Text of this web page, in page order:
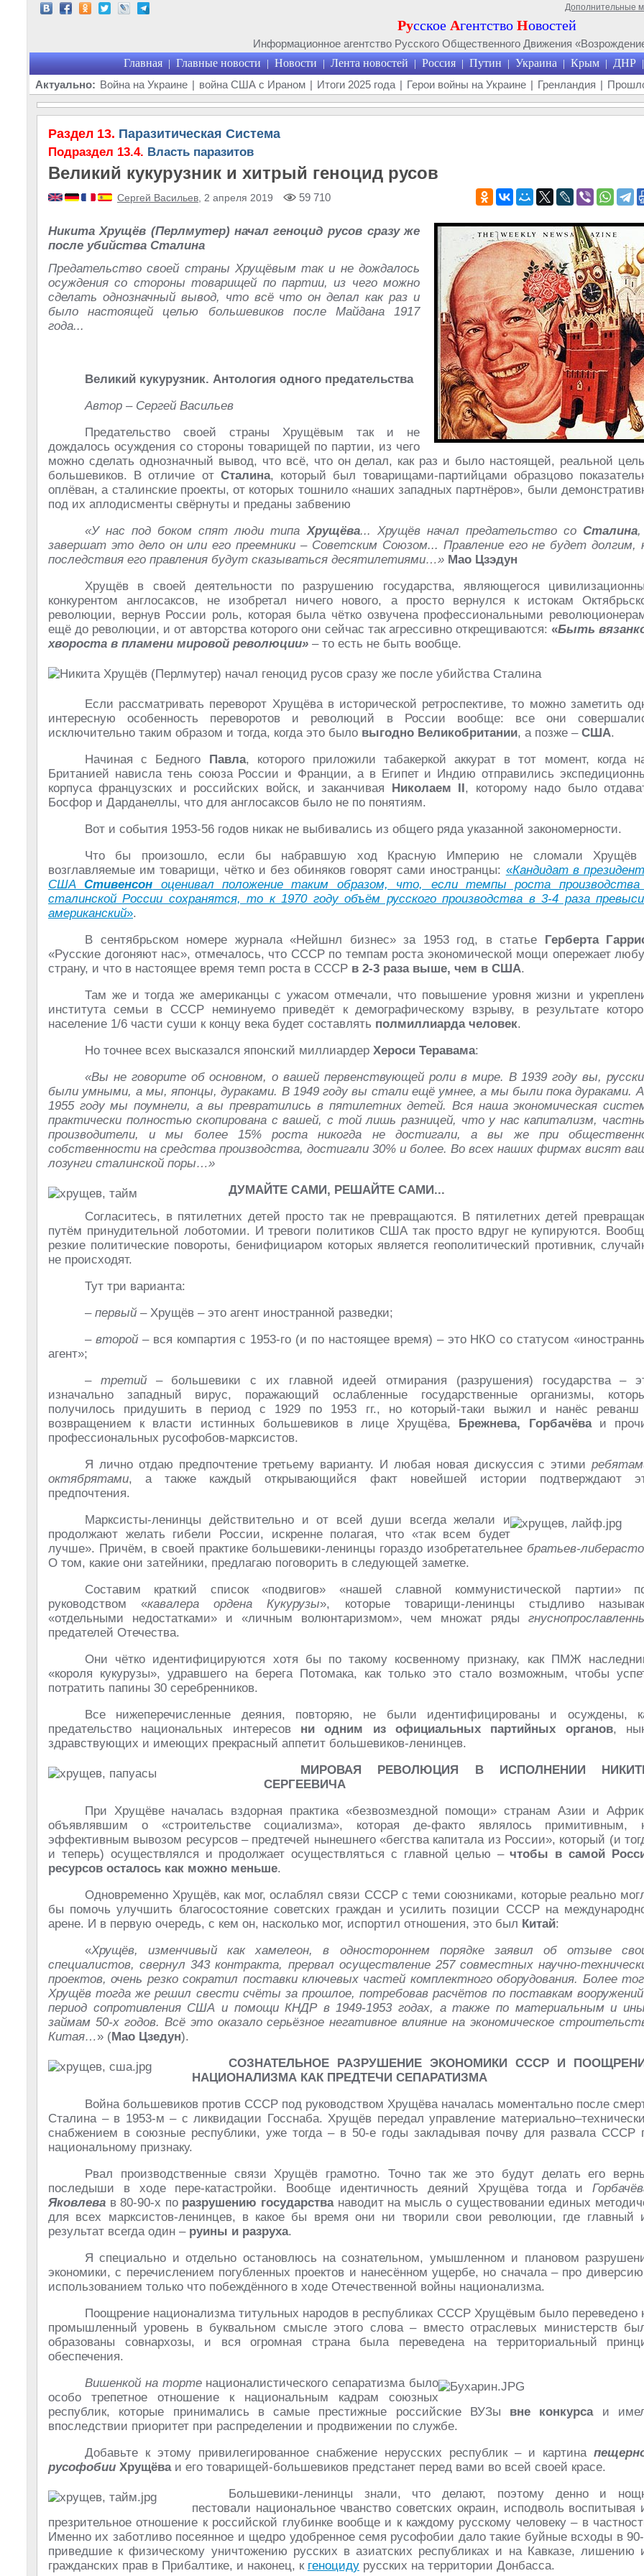
Дополнительные
Русское Агентство Новостей
Информационное агентство Русского Общественного Движения
Главная | Главные новости | Новости | Лента новостей | Россия | Путин | Украина | Крым | ДНР |
Актуально: Война на Украине | война США с Ираном | Итоги 2025 года | Герои войны на Украине | Гренландия |
Раздел 13. Паразитическая Система
Подраздел 13.4. Власть паразитов
Великий кукурузник и хитрый геноцид русов
Сергей Васильев , 2 апреля 2019 59 710
Никита Хрущёв (Перлмутер) начал геноцид русов сразу же
после убийства Сталина
Предательство своей страны Хрущёвым так и не дождалось
осуждения со стороны товарищей по партии, из чего можно
сделать однозначный вывод, что всё что он делал как раз и
было настоящей целью большевиков после Майдана 1917
года...
Великий кукурузник. Антология одного предательства
Автор – Сергей Васильев
Предательство своей страны Хрущёвым так и не
дождалось осуждения со стороны товарищей по партии, из чего
можно сделать однозначный вывод, что всё, что он делал, как раз и было настоящей, реальной
большевиков. В отличие от Сталина, который был товарищами-партийцами образцово
оплёван, а сталинские проекты, от которых тошнило «наших западных партнёров», были
под их аплодисменты свёрнуты и преданы забвению
«У нас под боком спят люди типаХрущёва... Хрущёв начал предательство со Сталина,
завершат это дело он или его преемники – Советским Союзом... Правление его не будет долгим,
последствия его правления будут сказываться десятилетиями…» Мао Цзэдун
Хрущёв в своей деятельности по разрушению государства, являющегося
конкурентом англосаксов, не изобретал ничего нового, а просто вернулся к истокам
революции, вернув России роль, которая была чётко озвучена профессиональными
ещё до революции, и от авторства которого они сейчас так агрессивно открещиваются: «Быть
хвороста в пламени мировой революции» – то есть не быть вообще.
Если рассматривать переворот Хрущёва в исторической ретроспективе, то можно заметить
интересную особенность переворотов и революций в России вообще: все они
исключительно таким образом и тогда, когда это было выгодно Великобритании, а позже – США.
Начиная с Бедного Павла, которого приложили табакеркой аккурат в тот момент, когда
Британией нависла тень союза России и Франции, а в Египет и Индию отправились
корпуса французских и российских войск, и заканчивая Николаем II, которому надо было
Босфор и Дарданеллы, что для англосаксов было не по понятиям.
Вот и события 1953-56 годов никак не выбивались из общего ряда указанной закономерности.
Что бы произошло, если бы набравшую ход Красную Империю не сломали Хрущёв
возглавляемые им товарищи, чётко и без обиняков говорят сами иностранцы: «Кандидат в
СШАСтивенсон оценивал положение таким образом, что, если темпы роста
сталинской России сохранятся, то к 1970 году объём русского производства в 3-4 раза
американский».
В сентябрьском номере журнала «Нейшнл бизнес» за 1953 год, в статье Герберта
«Русские догоняют нас», отмечалось, что СССР по темпам роста экономической мощи опережает
страну, и что в настоящее время темп роста в СССР в 2-3 раза выше, чем в США.
Там же и тогда же американцы с ужасом отмечали, что повышение уровня жизни и
института семьи в СССР неминуемо приведёт к демографическому взрыву, в результате
население 1/6 части суши к концу века будет составлять полмиллиарда человек.
Но точнее всех высказался японский миллиардер Хероси Теравама:
«Вы не говорите об основном, о вашей первенствующей роли в мире. В 1939 году вы,
были умными, а мы, японцы, дураками. В 1949 году вы стали ещё умнее, а мы были пока дураками.
1955 году мы поумнели, а вы превратились в пятилетних детей. Вся наша экономическая
практически полностью скопирована с вашей, с той лишь разницей, что у нас капитализм,
производители, и мы более 15% роста никогда не достигали, а вы же при
собственности на средства производства, достигали 30% и более. Во всех наших фирмах висят
лозунги сталинской поры…»
ДУМАЙТЕ САМИ, РЕШАЙТЕ САМИ...
Согласитесь, в пятилетних детей просто так не превращаются. В пятилетних детей
путём принудительной лоботомии. И тревоги политиков США так просто вдруг не купируются.
резкие политические повороты, бенифициаром которых является геополитический противник,
не происходят.
Тут три варианта:
– первый – Хрущёв – это агент иностранной разведки;
– второй– вся компартия с 1953-го (и по настоящее время) – это НКО со статусом
агент»;
– третий– большевики с их главной идеей отмирания (разрушения) государства –
изначально западный вирус, поражающий ослабленные государственные организмы,
получилось придушить в период с 1929 по 1953 гг., но который-таки выжил и нанёс
возвращением к власти истинных большевиков в лице Хрущёва, Брежнева, Горбачёваи
профессиональных русофобов-марксистов.
Я лично отдаю предпочтение третьему варианту. И любая новая дискуссия с этими
октябрятами, а также каждый открывающийся факт новейшей истории подтверждают
предпочтения.
Марксисты-ленинцы действительно и от всей души всегда желали и
продолжают желать гибели России, искренне полагая, что «так всем будет
лучше». Причём, в своей практике большевики-ленинцы гораздо изобретательнее братьев-
О том, какие они затейники, предлагаю поговорить в следующей заметке.
Составим краткий список «подвигов» «нашей славной коммунистической партии»
руководством «кавалера ордена Кукурузы», которые товарищи-ленинцы стыдливо
«отдельными недостатками» и «личным волюнтаризмом», чем множат ряды
предателей Отечества.
Они чётко идентифицируются хотя бы по такому косвенному признаку, как ПМЖ
«короля кукурузы», удравшего на берега Потомака, как только это стало возможным, чтобы
потратить папины 30 серебренников.
Все нижеперечисленные деяния, повторяю, не были идентифицированы и осуждены,
предательство национальных интересов ни одним из официальных партийных органов,
здравствующих и имеющих прекрасный аппетит большевиков-ленинцев.
МИРОВАЯ РЕВОЛЮЦИЯ В ИСПОЛНЕНИИ
СЕРГЕЕВИЧА
При Хрущёве началась вздорная практика «безвозмездной помощи» странам Азии и
объявлявшим о «строительстве социализма», которая де-факто являлось примитивным,
эффективным вывозом ресурсов – предтечей нынешнего «бегства капитала из России», который (и
и теперь) осуществлялся и продолжает осуществляться с главной целью –чтобы в самой
ресурсов осталось как можно меньше.
Одновременно Хрущёв, как мог, ослаблял связи СССР с теми союзниками, которые реально
бы помочь улучшить благосостояние советских граждан и усилить позиции СССР на
арене. И в первую очередь, с кем он, насколько мог, испортил отношения, это был Китай:
«Хрущёв, изменчивый как хамелеон, в одностороннем порядке заявил об отзыве
специалистов, свернул 343 контракта, прервал осуществление 257 совместных научно-
проектов, очень резко сократил поставки ключевых частей комплектного оборудования. Более
Хрущёв тогда же решил свести счёты за прошлое, потребовав расчётов по поставкам
период сопротивления США и помощи КНДР в 1949-1953 годах, а также по материальным и
займам 50-х годов. Всё это оказало серьёзное негативное влияние на экономическое
Китая…» (Мао Цзедун).
СОЗНАТЕЛЬНОЕ РАЗРУШЕНИЕ ЭКОНОМИКИ СССР И
НАЦИОНАЛИЗМА КАК ПРЕДТЕЧИ СЕПАРАТИЗМА
Война большевиков против СССР под руководством Хрущёва началась моментально после
Сталина – в 1953-м – с ликвидации Госснаба. Хрущёв передал управление
снабжением в союзные республики, уже тогда – в 50-е годы закладывая почву для развала СССР
национальному признаку.
Рвал производственные связи Хрущёв грамотно. Точно так же это будут делать его
последыши в ходе пере-катастройки. Вообще идентичность деяний Хрущёва тогда и
Яковлева в 80-90-х по разрушению государстванаводит на мысль о существовании единых
для всех марксистов-ленинцев, в какое бы время они ни творили свои революции, где главный
результат всегда один – руины и разруха.
Я специально и отдельно остановлюсь на сознательном, умышленном и плановом
экономики, с перечислением погубленных проектов и нанесённом ущербе, но сначала – про
использованием только что побеждённого в ходе Отечественной войны национализма.
Поощрение национализма титульных народов в республиках СССР Хрущёвым было переведено
промышленный уровень в буквальном смысле этого слова – вместо отраслевых министерств
образованы совнархозы, и вся огромная страна была переведена на территориальный
обеспечения.
Вишенкой на тортенационалистического сепаратизма было
особо трепетное отношение к национальным кадрам союзных
республик, которые принимались в самые престижные российские ВУЗы вне конкурсаи
впоследствии приоритет при распределении и продвижении по службе.
Добавьте к этому привилегированное снабжение нерусских республик – и картина
русофобии Хрущёваи его товарищей-большевиков предстанет перед вами во всей своей красе.
Большевики-ленинцы знали, что делают, поэтому денно и
пестовали национальное чванство советских окраин, исподволь воспитывая
презрительное отношение к российской глубинке вообще и к каждому русскому человеку – в
Именно их заботливо посеянное и щедро удобренное семя русофобии дало такие буйные всходы в
приведшие к физическому уничтожению русских в азиатских республиках и на Кавказе, лишению
гражданских прав в Прибалтике, и наконец, к геноциду русских на территории Донбасса.